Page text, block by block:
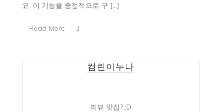
요, 이 기능을 중점적으로 구 […]
Read More
컴린이누나
리뷰 맛집? :D